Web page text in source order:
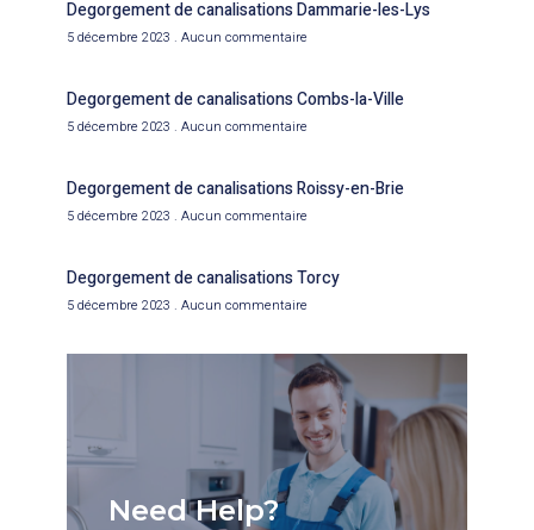
Degorgement de canalisations Dammarie-les-Lys
5 décembre 2023 Aucun commentaire
Degorgement de canalisations Combs-la-Ville
5 décembre 2023 Aucun commentaire
Degorgement de canalisations Roissy-en-Brie
5 décembre 2023 Aucun commentaire
Degorgement de canalisations Torcy
5 décembre 2023 Aucun commentaire
Need Help?